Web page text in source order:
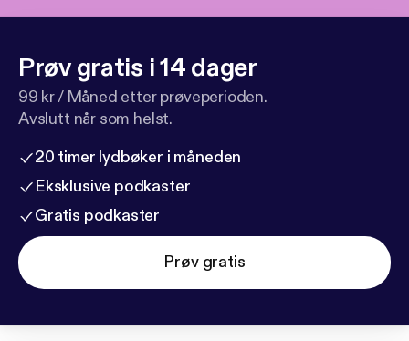
Prøv gratis i 14 dager
99 kr / Måned etter prøveperioden.
Avslutt når som helst.
20 timer lydbøker i måneden
Eksklusive podkaster
Gratis podkaster
Prøv gratis